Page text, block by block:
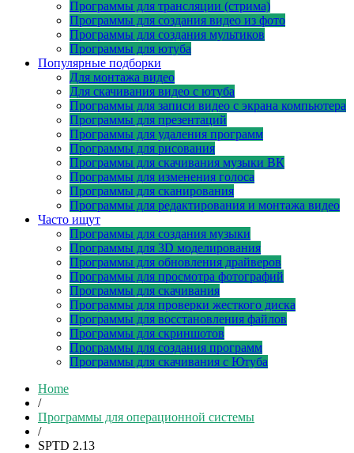
Программы для трансляции (стрима)
Программы для создания видео из фото
Программы для создания мультиков
Программы для ютуба
Популярные подборки
Для монтажа видео
Для скачивания видео с ютуба
Программы для записи видео с экрана компьютера
Программы для презентаций
Программы для удаления программ
Программы для рисования
Программы для скачивания музыки ВК
Программы для изменения голоса
Программы для сканирования
Программы для редактирования и монтажа видео
Часто ищут
Программы для создания музыки
Программы для 3D моделирования
Программы для обновления драйверов
Программы для просмотра фотографий
Программы для скачивания
Программы для проверки жесткого диска
Программы для восстановления файлов
Программы для скриншотов
Программы для создания программ
Программы для скачивания с Ютуба
Home
/
Программы для операционной системы
/
SPTD 2.13